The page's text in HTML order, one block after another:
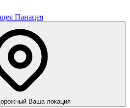
Панацея
Ваша локация